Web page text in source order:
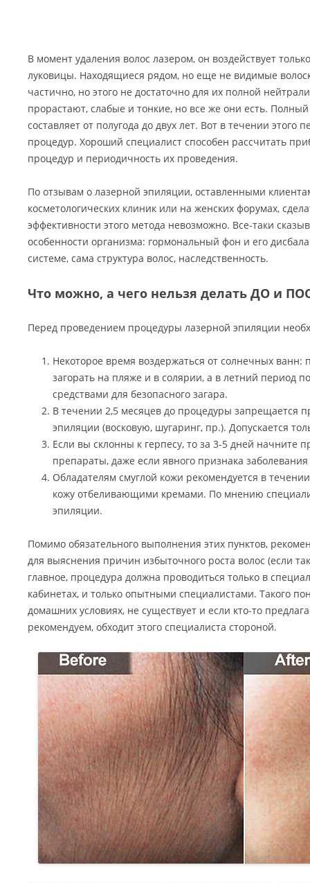
В момент удаления волос лазером, он воздействует
луковицы. Находящиеся рядом, но еще не видимые
частично, но этого не достаточно для их полной
прорастают, слабые и тонкие, но все же они есть.
составляет от полугода до двух лет. Вот в течении этого
процедур. Хороший специалист способен рассчитать
процедур и периодичность их проведения.
По отзывам о лазерной эпиляции, оставленными
косметологических клиник или на женских форумах,
эффективности этого метода невозможно. Все-таки
особенности организма: гормональный фон и его
системе, сама структура волос, наследственность.
Что можно, а чего нельзя делать ДО и
Перед проведением процедуры лазерной эпиляции
Некоторое время воздержаться от солнечных ванн:
загорать на пляже и в солярии, а в летний период
средствами для безопасного загара.
В течении 2,5 месяцев до процедуры запрещается
эпиляции (восковую, шугаринг, пр.). Допускается
Если вы склонны к герпесу, то за 3-5 дней начните
препараты, даже если явного признака заболевания
Обладателям смуглой кожи рекомендуется в
кожу отбеливающими кремами. По мнению
эпиляции.
Помимо обязательного выполнения этих пунктов,
для выяснения причин избыточного роста волос (если
главное, процедура должна проводиться только в
кабинетах, и только опытными специалистами. Такого
домашних условиях, не существует и если кто-то
рекомендуем, обходит этого специалиста стороной.